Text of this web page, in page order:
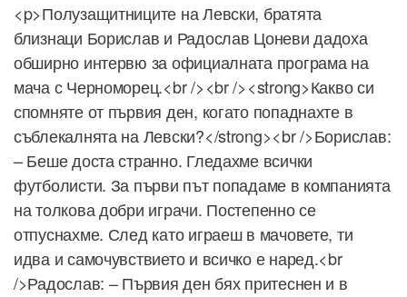
<p>Полузащитниците на Левски, братята
близнаци Борислав и Радослав Цоневи дадоха
обширно интервю за официалната програма на
мача с Черноморец.<br /><br /><strong>Какво си
спомняте от първия ден, когато попаднахте в
съблекалнята на Левски?</strong><br />Борислав:
– Беше доста странно. Гледахме всички
футболисти. За първи път попадаме в компанията
на толкова добри играчи. Постепенно се
отпуснахме. След като играеш в мачовете, ти
идва и самочувствието и всичко е наред.<br
/>Радослав: – Първия ден бях притеснен и в